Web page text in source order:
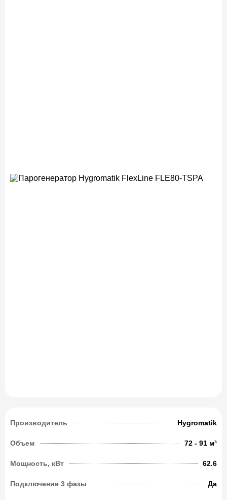
Производитель Hygromatik
Объем 72 - 91 м³
Мощность, кВт 62.6
Подключение 3 фазы Да